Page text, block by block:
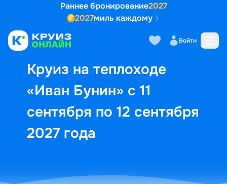
Раннее бронирование2027
2027миль каждому
Войти
Круиз на теплоходе
«Иван Бунин» с 11
сентября по 12 сентября
2027 года
Выбор кают Маршрут и